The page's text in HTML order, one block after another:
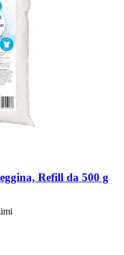
Refill da 500 g